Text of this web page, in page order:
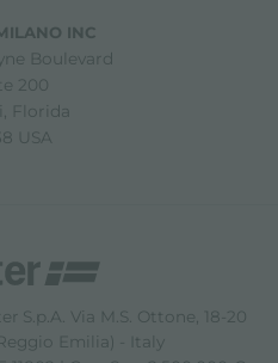
INC
Boulevard
200
Florida
USA
S.p.A. Via M.S. Ottone, 18-20
Emilia) - Italy